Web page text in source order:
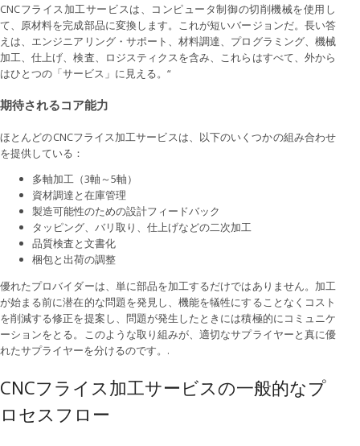
CNCフライス加工サービスは、コンピュータ制御の切削機械を使用し
て、原材料を完成部品に変換します。これが短いバージョンだ。長い答
えは、エンジニアリング・サポート、材料調達、プログラミング、機械
加工、仕上げ、検査、ロジスティクスを含み、これらはすべて、外から
はひとつの「サービス」に見える。“
期待されるコア能力
ほとんどのCNCフライス加工サービスは、以下のいくつかの組み合わせ
を提供している：
多軸加工（3軸～5軸）
資材調達と在庫管理
製造可能性のための設計フィードバック
タッピング、バリ取り、仕上げなどの二次加工
品質検査と文書化
梱包と出荷の調整
優れたプロバイダーは、単に部品を加工するだけではありません。加工
が始まる前に潜在的な問題を発見し、機能を犠牲にすることなくコスト
を削減する修正を提案し、問題が発生したときには積極的にコミュニケ
ーションをとる。このような取り組みが、適切なサプライヤーと真に優
れたサプライヤーを分けるのです。.
CNCフライス加工サービスの一般的なプ
ロセスフロー